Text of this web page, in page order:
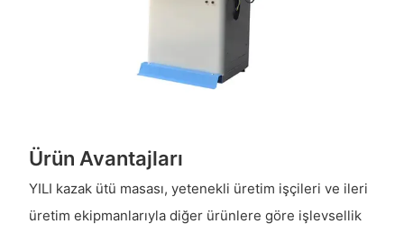
Ürün Avantajları
YILI kazak ütü masası, yetenekli üretim işçileri ve ileri
üretim ekipmanlarıyla diğer ürünlere göre işlevsellik